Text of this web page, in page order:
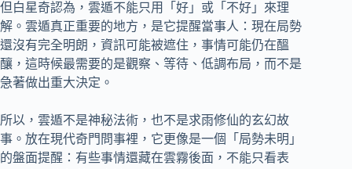
但白星奇認為，雲遁不能只用「好」或「不好」來理
解。雲遁真正重要的地方，是它提醒當事人：現在局勢
還沒有完全明朗，資訊可能被遮住，事情可能仍在醞
釀，這時候最需要的是觀察、等待、低調布局，而不是
急著做出重大決定。
所以，雲遁不是神秘法術，也不是求雨修仙的玄幻故
事。放在現代奇門問事裡，它更像是一個「局勢未明」
的盤面提醒：有些事情還藏在雲霧後面，不能只看表